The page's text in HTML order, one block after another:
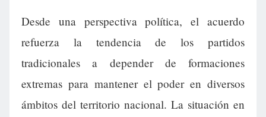
Desde una perspectiva política, el acuerdo
refuerza la tendencia de los partidos
tradicionales a depender de formaciones
extremas para mantener el poder en diversos
ámbitos del territorio nacional. La situación en